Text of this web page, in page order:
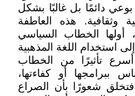
بوعي دائمًا بل غالبًا بشكل
وثقافية. هذه العاطفة
أولها الخطاب السياسي
استخدام اللغة المذهبية
أسرع تأثيرًا من الخطاب
ببرامجها أو كفاءتها،
شعورًا بأن الصراع